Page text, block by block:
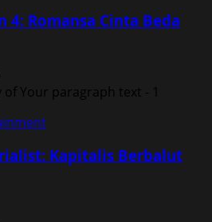
4: Romansa Cinta Beda
Kapitalis Berbalut